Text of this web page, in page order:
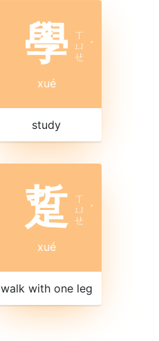
學 ㄒ
ㄩ
ㄝ
ˊ
xué
study
踅 ㄒ
ㄩ
ㄝ
ˊ
xué
walk with one leg